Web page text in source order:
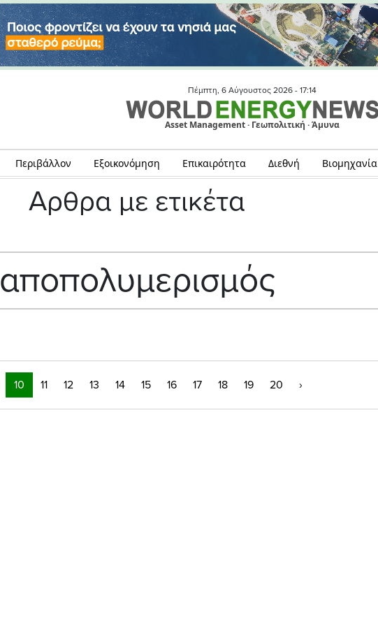
Πέμπτη, 6 Αύγουστος 2026 - 17:14
Asset Management · Γεωπολιτική · Άμυνα
Περιβάλλον Εξοικονόμηση Επικαιρότητα Διεθνή Βιομηχανία
Αρθρα με ετικέτα
αποπολυμερισμός
10 11 12 13 14 15 16 17 18 19 20 ›